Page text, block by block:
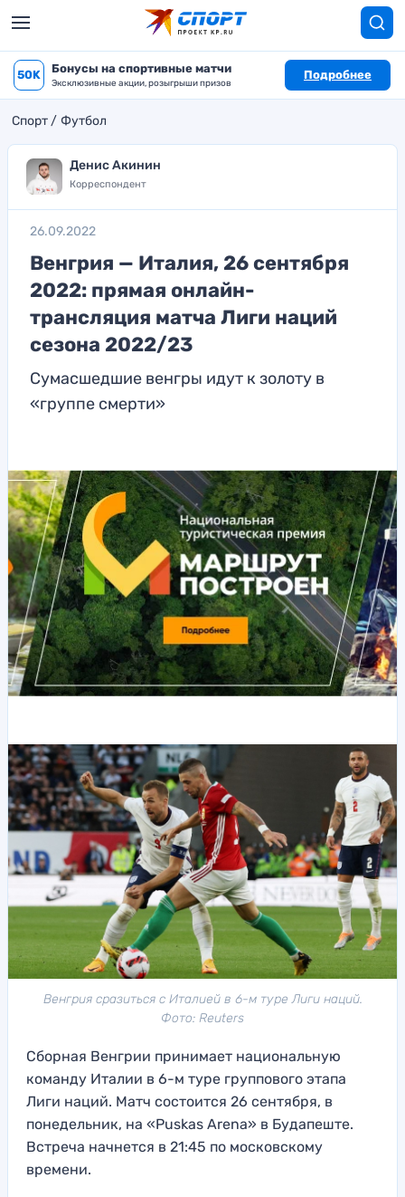
50K Бонусы на спортивные матчи
Эксклюзивные акции, розыгрыши призов
Подробнее
Спорт Футбол
Денис Акинин
Корреспондент
26.09.2022
Венгрия — Италия, 26 сентября
2022: прямая онлайн-
трансляция матча Лиги наций
сезона 2022/23
Сумасшедшие венгры идут к золоту в
«группе смерти»
Венгрия сразиться с Италией в 6-м туре Лиги наций.
Фото: Reuters
Сборная Венгрии принимает национальную
команду Италии в 6-м туре группового этапа
Лиги наций. Матч состоится 26 сентября, в
понедельник, на «Puskas Arena» в Будапеште.
Встреча начнется в 21:45 по московскому
времени.